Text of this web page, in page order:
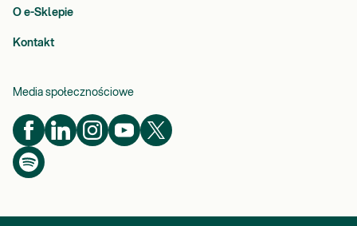
O e-Sklepie
Kontakt
Media społecznościowe